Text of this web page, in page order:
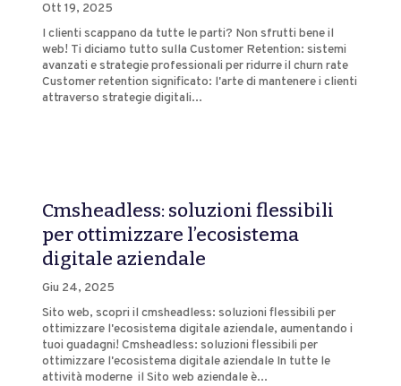
Ott 19, 2025
I clienti scappano da tutte le parti? Non sfrutti bene il
web! Ti diciamo tutto sulla Customer Retention: sistemi
avanzati e strategie professionali per ridurre il churn rate
Customer retention significato: l'arte di mantenere i clienti
attraverso strategie digitali...
Cmsheadless: soluzioni flessibili
per ottimizzare l’ecosistema
digitale aziendale
Giu 24, 2025
Sito web, scopri il cmsheadless: soluzioni flessibili per
ottimizzare l'ecosistema digitale aziendale, aumentando i
tuoi guadagni! Cmsheadless: soluzioni flessibili per
ottimizzare l'ecosistema digitale aziendale In tutte le
attività moderne il Sito web aziendale è...